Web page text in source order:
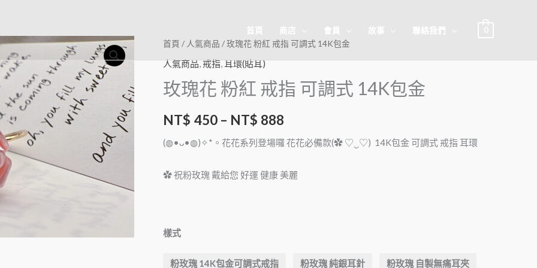
首頁 商店 會員 故事 聯絡我們 0
首頁 / 人氣商品 / 玫瑰花 粉紅 戒指 可調式 14K包金
人氣商品,戒指,耳環(貼耳)
玫瑰花 粉紅 戒指 可調式 14K包金
NT$ 450 – NT$ 888
(◍•ᴗ•◍)✧*。花花系列登場囉 花花必備款(✿ ♡‿♡) 14K包金 可調式 戒指 耳環
✿ 祝粉玫瑰 戴給您 好運 健康 美麗
樣式
粉玫瑰 14K包金可調式戒指 粉玫瑰 純銀耳針 粉玫瑰 自製無痛耳夾